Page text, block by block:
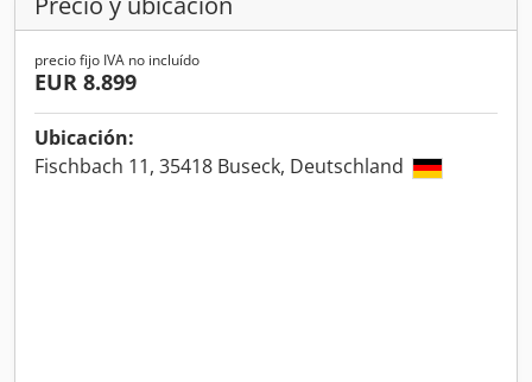
precio fijo IVA no incluído
EUR 8.899
Ubicación:
Fischbach 11, 35418 Buseck, Deutschland